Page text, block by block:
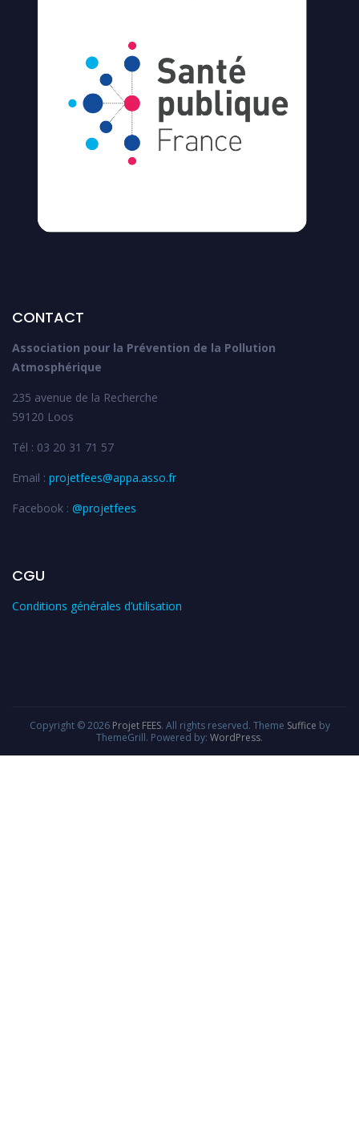
CONTACT
Association pour la Prévention de la Pollution
Atmosphérique
235 avenue de la Recherche
59120 Loos
Tél : 03 20 31 71 57
Email : projetfees@appa.asso.fr
Facebook : @projetfees
CGU
Conditions générales d’utilisation
Copyright © 2026 Projet FEES. All rights reserved. Theme Suffice by
ThemeGrill. Powered by: WordPress.